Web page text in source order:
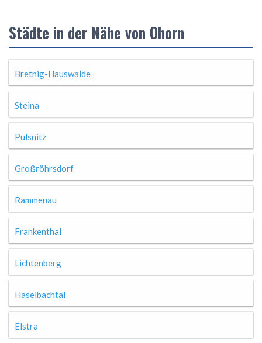
Städte in der Nähe von Ohorn
Bretnig-Hauswalde
Steina
Pulsnitz
Großröhrsdorf
Rammenau
Frankenthal
Lichtenberg
Haselbachtal
Elstra